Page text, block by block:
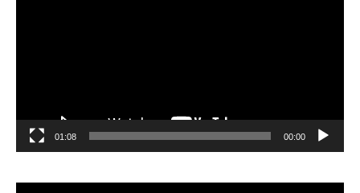
00:00
01:08